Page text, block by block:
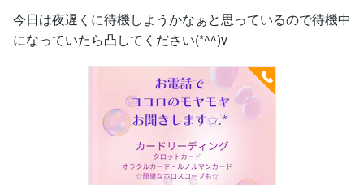
今日は夜遅くに待機しようかなぁと思っているので待機中
になっていたら凸してください(*^^)v